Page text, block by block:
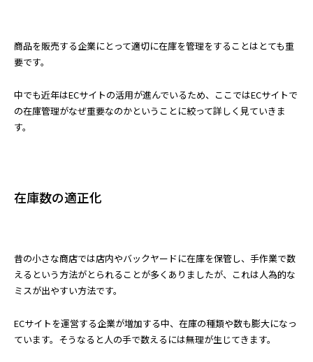
商品を販売する企業にとって適切に在庫を管理をすることはとても重
要です。
中でも近年はECサイトの活用が進んでいるため、ここではECサイトで
の在庫管理がなぜ重要なのかということに絞って詳しく見ていきま
す。
在庫数の適正化
昔の小さな商店では店内やバックヤードに在庫を保管し、手作業で数
えるという方法がとられることが多くありましたが、これは人為的な
ミスが出やすい方法です。
ECサイトを運営する企業が増加する中、在庫の種類や数も膨大になっ
ています。そうなると人の手で数えるには無理が生じてきます。